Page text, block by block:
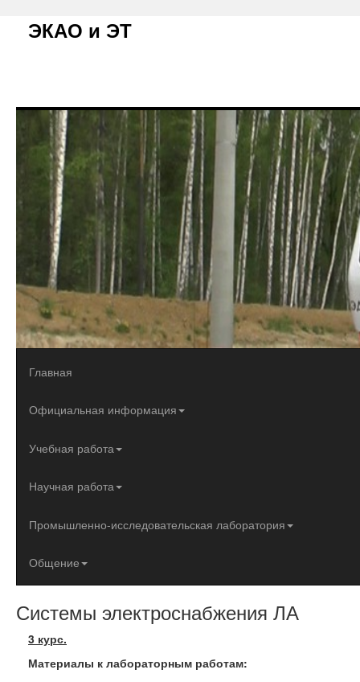
ЭКАО и ЭТ
Главная
Официальная информация
Учебная работа
Научная работа
Промышленно-исследовательская лаборатория
Общение
Системы электроснабжения ЛА
3 курс.
Материалы к лабораторным работам: